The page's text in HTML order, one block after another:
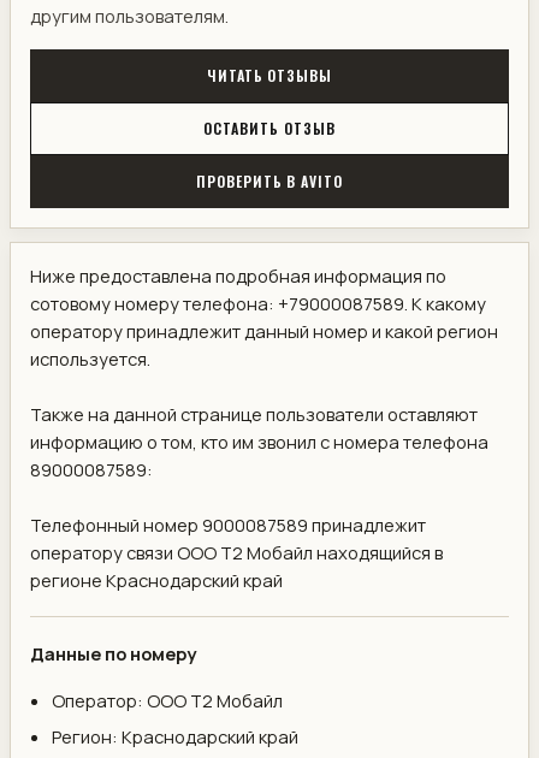
другим пользователям.
ЧИТАТЬ ОТЗЫВЫ
ОСТАВИТЬ ОТЗЫВ
ПРОВЕРИТЬ В AVITO
Ниже предоставлена подробная информация по
сотовому номеру телефона: +79000087589. К какому
оператору принадлежит данный номер и какой регион
используется.
Также на данной странице пользователи оставляют
информацию о том, кто им звонил с номера телефона
89000087589:
Телефонный номер 9000087589 принадлежит
оператору связи ООО Т2 Мобайл находящийся в
регионе Краснодарский край
Данные по номеру
Оператор: ООО Т2 Мобайл
Регион: Краснодарский край